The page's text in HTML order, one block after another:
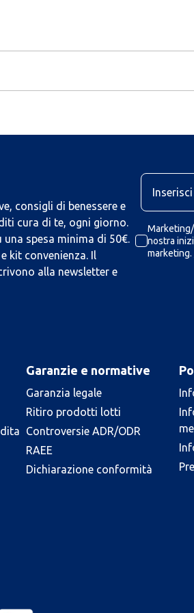
consigli di benessere e
cura di te, ogni giorno.
spesa minima di 50€.
kit convenienza. Il
alla newsletter e
nostra
marketing.
Garanzie e normative
Garanzia legale
Ritiro prodotti lotti
Controversie ADR/ODR
RAEE
Dichiarazione conformità